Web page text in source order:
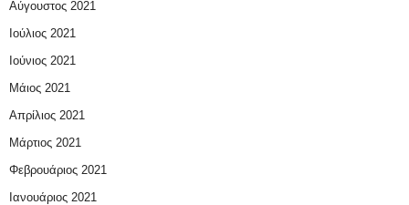
Αύγουστος 2021
Ιούλιος 2021
Ιούνιος 2021
Μάιος 2021
Απρίλιος 2021
Μάρτιος 2021
Φεβρουάριος 2021
Ιανουάριος 2021